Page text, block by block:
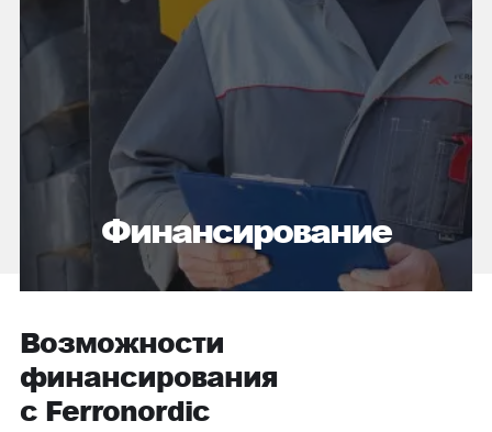
Финансирование
Возможности
финансирования
с Ferronordic